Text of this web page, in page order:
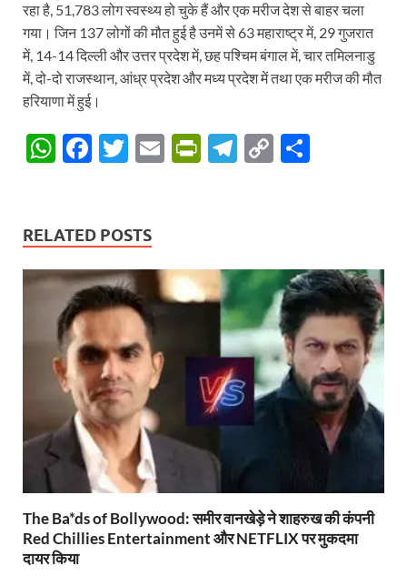
रहा है, 51,783 लोग स्वस्थ्य हो चुके हैं और एक मरीज देश से बाहर चला
गया। जिन 137 लोगों की मौत हुई है उनमें से 63 महाराष्ट्र में, 29 गुजरात
में, 14-14 दिल्ली और उत्तर प्रदेश में, छह पश्चिम बंगाल में, चार तमिलनाडु
में, दो-दो राजस्थान, आंध्र प्रदेश और मध्य प्रदेश में तथा एक मरीज की मौत
हरियाणा में हुई।
W
s
A
p
p
F
b
o
o
k
T
er
E
P
ie
n
dl
y
T
a
m
C
Li
n
k
RELATED POSTS
The Ba*ds of Bollywood: समीर वानखेड़े ने शाहरुख की कंपनी
Red Chillies Entertainment और NETFLIX पर मुकदमा
दायर किया